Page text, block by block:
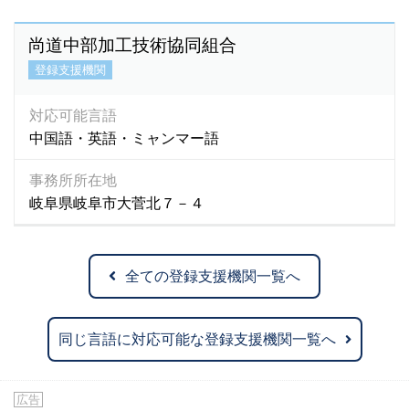
尚道中部加工技術協同組合
登録支援機関
対応可能言語
中国語・英語・ミャンマー語
事務所所在地
岐阜県岐阜市大菅北７－４
全ての登録支援機関一覧へ
同じ言語に対応可能な登録支援機関一覧へ
広告